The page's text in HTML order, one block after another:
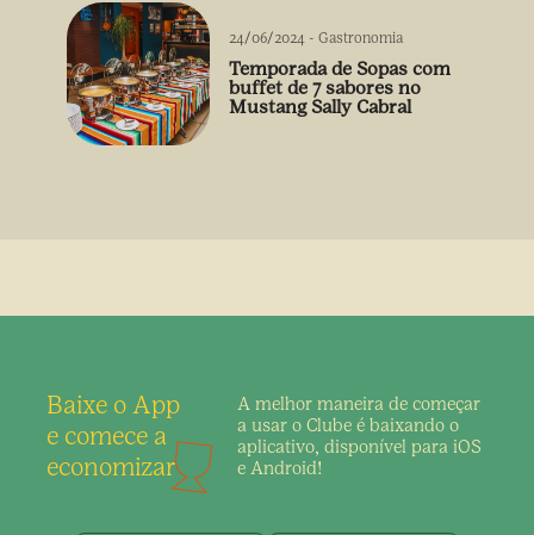
24/06/2024 - Gastronomia
Temporada de Sopas com
buffet de 7 sabores no
Mustang Sally Cabral
Baixe o App
e comece a
economizar
A melhor maneira de começar
a usar o Clube é baixando o
aplicativo, disponível para iOS
e Android!